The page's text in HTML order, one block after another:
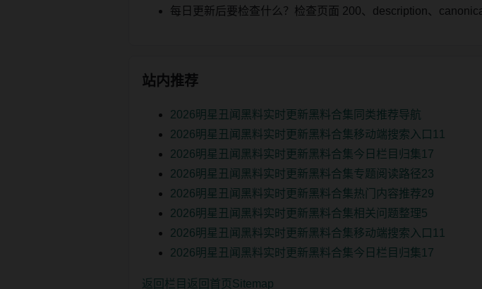
每日更新后要检查什么？检查页面 200、description、
站内推荐
2026明星丑闻黑料实时更新黑料合集同类推荐导航
2026明星丑闻黑料实时更新黑料合集移动端搜索入口11
2026明星丑闻黑料实时更新黑料合集今日栏目归集17
2026明星丑闻黑料实时更新黑料合集专题阅读路径23
2026明星丑闻黑料实时更新黑料合集热门内容推荐29
2026明星丑闻黑料实时更新黑料合集相关问题整理5
2026明星丑闻黑料实时更新黑料合集移动端搜索入口11
2026明星丑闻黑料实时更新黑料合集今日栏目归集17
返回栏目 返回首页 Sitemap